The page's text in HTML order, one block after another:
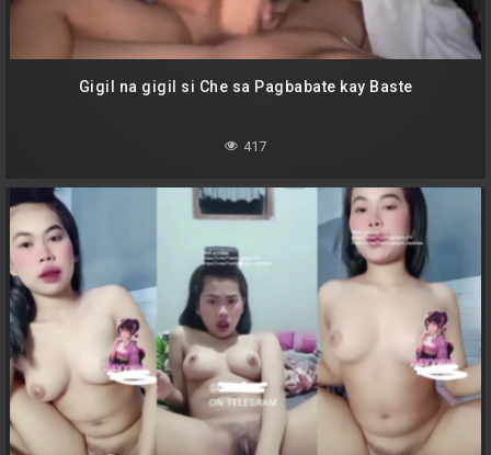
Gigil na gigil si Che sa Pagbabate kay Baste
417